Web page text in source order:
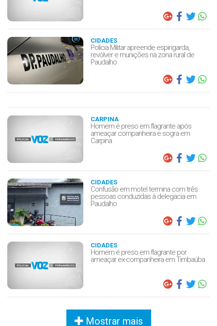
CIDADES
Polícia Militar apreende espingarda,
revólver e munições na zona rural de
Paudalho
CARPINA
Homem é preso em flagrante após
ameaçar companheira e sogra em
Carpina
CIDADES
Confusão em motel termina com três
pessoas conduzidas à delegacia em
Paudalho
CIDADES
Homem é preso em flagrante por
ameaçar ex-companheira em Timbaúba
Mostrar mais